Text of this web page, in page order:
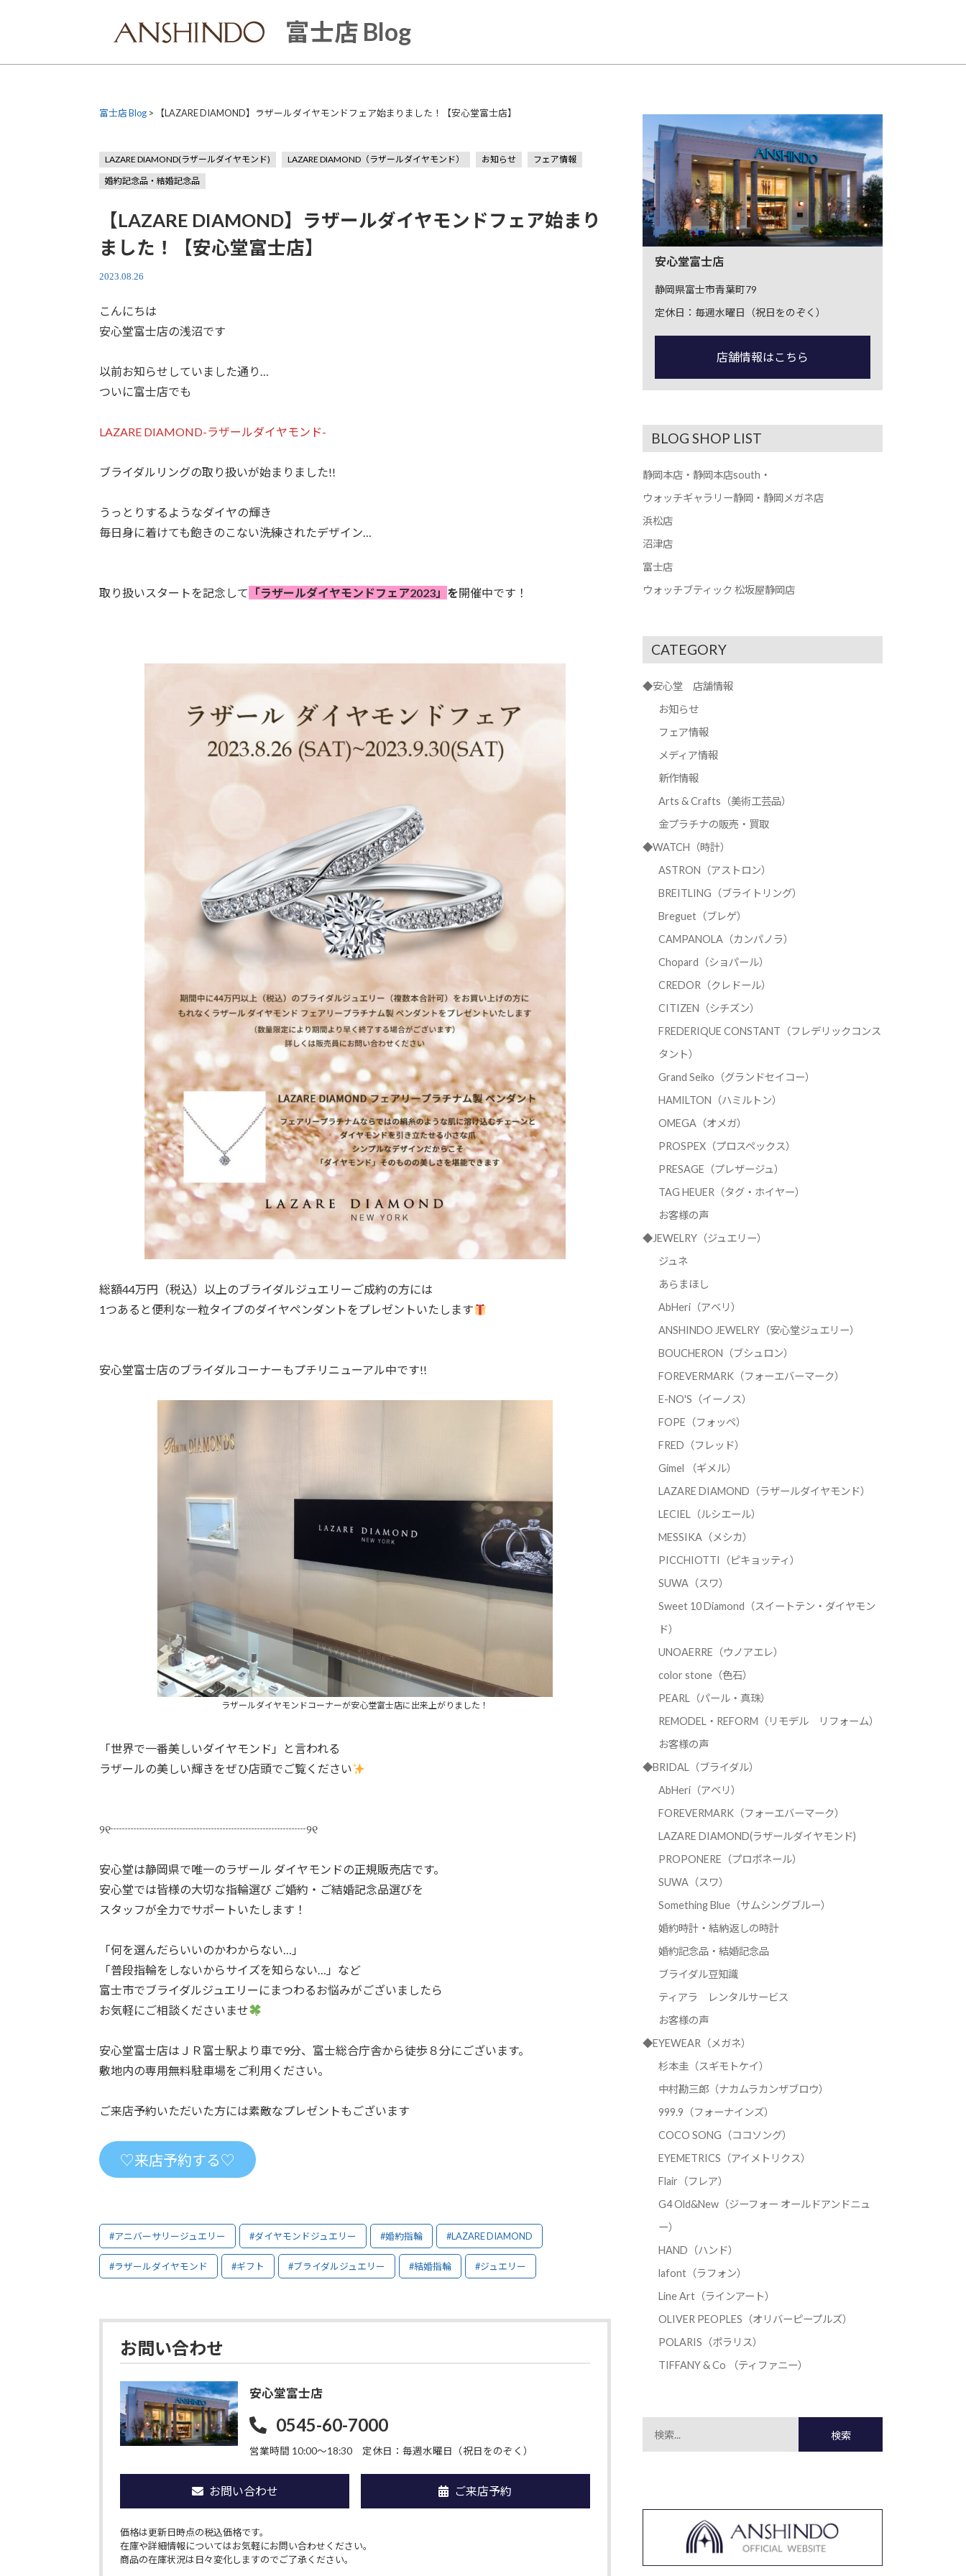
富士店 Blog
富士店 Blog > 【LAZARE DIAMOND】ラザールダイヤモンドフェア始まりました！【安心堂富士店】
LAZARE DIAMOND(ラザールダイヤモンド) LAZARE DIAMOND（ラザールダイヤモンド） お知らせ
フェア情報
婚約記念品・結婚記念品
【LAZARE DIAMOND】ラザールダイヤモンドフェア始まり
ました！【安心堂富士店】
2023.08.26
こんにちは
安心堂富士店の浅沼です
以前お知らせしていました通り…
ついに富士店でも
LAZARE DIAMOND-ラザールダイヤモンド-
ブライダルリングの取り扱いが始まりました!!
うっとりするようなダイヤの輝き
毎日身に着けても飽きのこない洗練されたデザイン…
取り扱いスタートを記念して 「ラザールダイヤモンドフェア2023」 を開催中です！
総額44万円（税込）以上のブライダルジュエリーご成約の方には
1つあると便利な一粒タイプのダイヤペンダントをプレゼントいたします
安心堂富士店のブライダルコーナーもプチリニューアル中です!!
ラザールダイヤモンドコーナーが安心堂富士店に出来上がりました！
「世界で一番美しいダイヤモンド」と言われる
ラザールの美しい輝きをぜひ店頭でご覧ください
୨୧┈┈┈┈┈┈┈┈┈┈┈┈┈┈┈┈┈୨୧
安心堂は静岡県で唯一のラザール ダイヤモンドの正規販売店です。
安心堂では皆様の大切な指輪選び ご婚約・ご結婚記念品選びを
スタッフが全力でサポートいたします！
「何を選んだらいいのかわからない…」
「普段指輪をしないからサイズを知らない…」など
富士市でブライダルジュエリーにまつわるお悩みがございましたら
お気軽にご相談くださいませ
安心堂富士店はＪＲ富士駅より車で9分、富士総合庁舎から徒歩８分にございます。
敷地内の専用無料駐車場をご利用ください。
ご来店予約いただいた方には素敵なプレゼントもございます
♡来店予約する♡
#アニバーサリージュエリー #ダイヤモンドジュエリー #婚約指輪 #LAZARE DIAMOND
#ラザールダイヤモンド #ギフト #ブライダルジュエリー #結婚指輪 #ジュエリー
お問い合わせ
安心堂富士店
0545-60-7000
営業時間 10:00〜18:30 定休日：毎週水曜日（祝日をのぞく）
お問い合わせ ご来店予約
価格は更新日時点の税込価格です。
在庫や詳細情報についてはお気軽にお問い合わせください。
商品の在庫状況は日々変化しますのでご了承ください。
安心堂富士店
静岡県富士市青葉町79
定休日：毎週水曜日（祝日をのぞく）
店舗情報はこちら
BLOG SHOP LIST
静岡本店・静岡本店south・
ウォッチギャラリー静岡・静岡メガネ店
浜松店
沼津店
富士店
ウォッチブティック 松坂屋静岡店
CATEGORY
◆安心堂 店舗情報
お知らせ
フェア情報
メディア情報
新作情報
Arts & Crafts（美術工芸品）
金プラチナの販売・買取
◆WATCH（時計）
ASTRON（アストロン）
BREITLING（ブライトリング）
Breguet（ブレゲ）
CAMPANOLA（カンパノラ）
Chopard（ショパール）
CREDOR（クレドール）
CITIZEN（シチズン）
FREDERIQUE CONSTANT（フレデリックコンス
タント）
Grand Seiko（グランドセイコー）
HAMILTON（ハミルトン）
OMEGA（オメガ）
PROSPEX（プロスペックス）
PRESAGE（プレザージュ）
TAG HEUER（タグ・ホイヤー）
お客様の声
◆JEWELRY（ジュエリー）
ジュネ
あらまほし
AbHeri（アベリ）
ANSHINDO JEWELRY（安心堂ジュエリー）
BOUCHERON（ブシュロン）
FOREVERMARK（フォーエバーマーク）
E-NO'S（イーノス）
FOPE（フォッペ）
FRED（フレッド）
Gimel （ギメル）
LAZARE DIAMOND（ラザールダイヤモンド）
LECIEL（ルシエール）
MESSIKA（メシカ）
PICCHIOTTI（ピキョッティ）
SUWA（スワ）
Sweet 10 Diamond（スイートテン・ダイヤモン
ド）
UNOAERRE（ウノアエレ）
color stone（色石）
PEARL（パール・真珠）
REMODEL・REFORM（リモデル リフォーム）
お客様の声
◆BRIDAL（ブライダル）
AbHeri（アベリ）
FOREVERMARK（フォーエバーマーク）
LAZARE DIAMOND(ラザールダイヤモンド)
PROPONERE（プロポネール）
SUWA（スワ）
Something Blue（サムシングブルー）
婚約時計・結納返しの時計
婚約記念品・結婚記念品
ブライダル豆知識
ティアラ レンタルサービス
お客様の声
◆EYEWEAR（メガネ）
杉本圭（スギモトケイ）
中村勘三郎（ナカムラカンザブロウ）
999.9（フォーナインズ）
COCO SONG（ココソング）
EYEMETRICS（アイメトリクス）
Flair（フレア）
G4 Old&New（ジーフォー オールドアンドニュ
ー）
HAND（ハンド）
lafont（ラフォン）
Line Art（ラインアート）
OLIVER PEOPLES（オリバーピープルズ）
POLARIS（ポラリス）
TIFFANY & Co （ティファニー）